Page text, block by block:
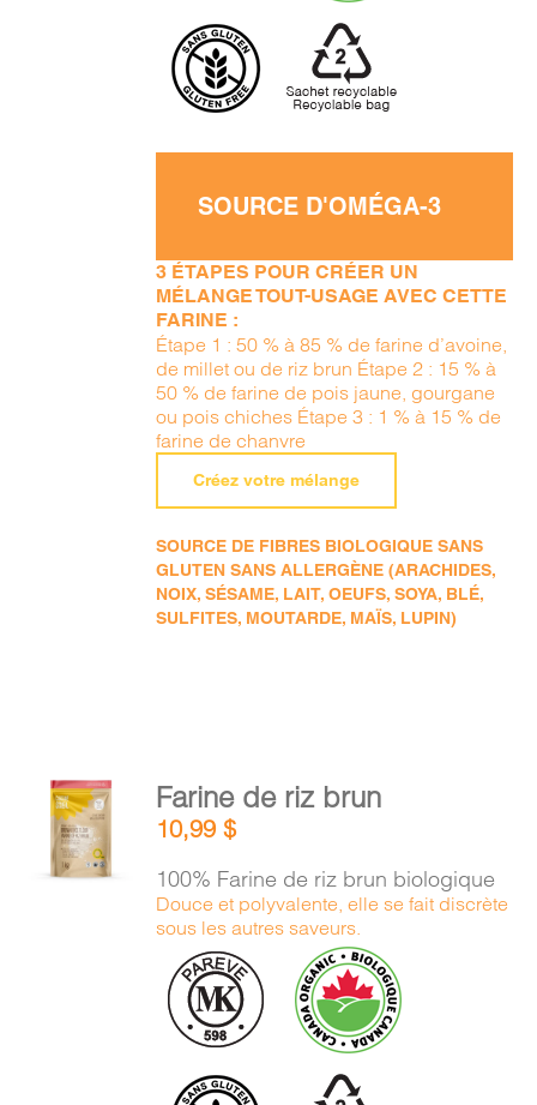
SOURCE D'OMÉGA-3
3 ÉTAPES POUR CRÉER UN
MÉLANGE TOUT-USAGE AVEC CETTE
FARINE :
Étape 1 : 50 % à 85 % de farine d’avoine,
de millet ou de riz brun Étape 2 : 15 % à
50 % de farine de pois jaune, gourgane
ou pois chiches Étape 3 : 1 % à 15 % de
farine de chanvre
Créez votre mélange
SOURCE DE FIBRES BIOLOGIQUE SANS
GLUTEN SANS ALLERGÈNE (ARACHIDES,
NOIX, SÉSAME, LAIT, OEUFS, SOYA, BLÉ,
SULFITES, MOUTARDE, MAÏS, LUPIN)
AJOUTER
AU
PANIER
/
Farine de riz brun
10,99$
100% Farine de riz brun biologique
Douce et polyvalente, elle se fait discrète
sous les autres saveurs.